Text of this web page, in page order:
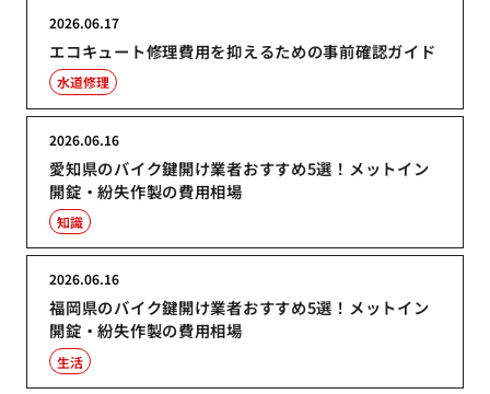
エコキュート修理費用を抑えるための事前確認ガイド
2026.06.17
水道修理
愛知県のバイク鍵開け業者おすすめ5選！メットイン
開錠・紛失作製の費用相場
2026.06.16
知識
福岡県のバイク鍵開け業者おすすめ5選！メットイン
開錠・紛失作製の費用相場
2026.06.16
生活